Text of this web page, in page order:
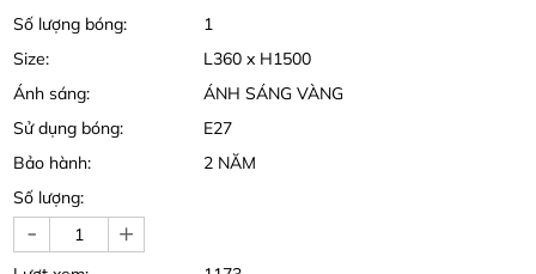
Số lượng bóng:
1
Size:
L360 x H1500
Ánh sáng:
ÁNH SÁNG VÀNG
Sử dụng bóng:
E27
Bảo hành:
2 NĂM
Số lượng:
- +